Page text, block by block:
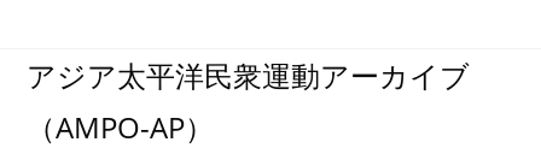
アジア太平洋民衆運動アーカイブ
（AMPO-AP）